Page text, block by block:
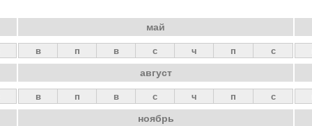
май
в п в с ч п с
август
в п в с ч п с
ноябрь